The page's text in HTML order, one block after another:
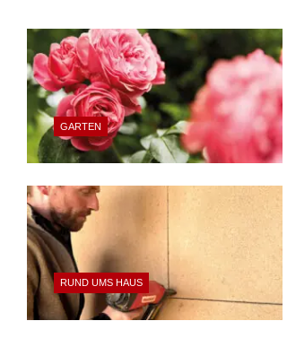
GARTEN
RUND UMS HAUS